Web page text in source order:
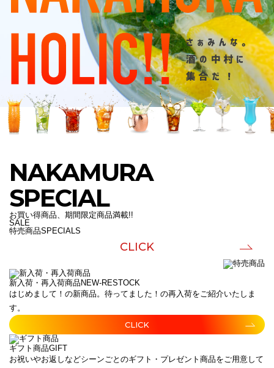
NAKAMURA
SPECIAL
お買い得商品、期間限定商品満載!!
SALE
特売商品SPECIALS
CLICK
新入荷・再入荷商品 NEW-RESTOCK
はじめまして！の新商品。待ってました！の再入荷をご紹介いたしま
す。
CLICK
ギフト商品GIFT
お祝いやお返しなどシーンごとのギフト・プレゼント商品をご用意して